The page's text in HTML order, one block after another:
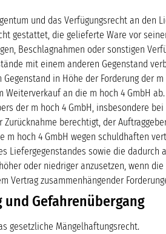
und das Verfügungsrecht an
gestattet, die gelieferte Ware vor
Beschlagnahmen oder sonstigen
mit einem anderen Gegenstand
in Höhe der Forderung der
Weiterverkauf an die m hoch 4 GmbH ab.
der m hoch 4 GmbH, insbesondere
Zurücknahme berechtigt, der
m hoch 4 GmbH wegen schuldhaften
Liefergegenstandes sowie die
oder niedriger anzusetzen, wenn
Vertrag zusammenhängender
und Gefahrenübergang
gesetzliche Mängelhaftungsrecht.